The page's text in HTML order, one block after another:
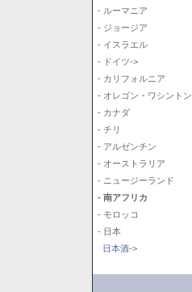
- ルーマニア
- ジョージア
- イスラエル
- ドイツ->
- カリフォルニア
- オレゴン・ワシントン
- カナダ
- チリ
- アルゼンチン
- オーストラリア
- ニュージーランド
- 南アフリカ
- モロッコ
- 日本
日本酒->